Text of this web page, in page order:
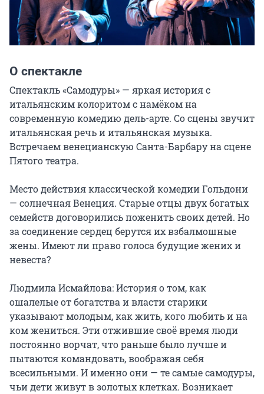
О спектакле
Спектакль «Самодуры» — яркая история с
итальянским колоритом с намёком на
современную комедию дель-арте. Со сцены звучит
итальянская речь и итальянская музыка.
Встречаем венецианскую Санта-Барбару на сцене
Пятого театра.
Место действия классической комедии Гольдони
— солнечная Венеция. Старые отцы двух богатых
семейств договорились поженить своих детей. Но
за соединение сердец берутся их взбалмошные
жены. Имеют ли право голоса будущие жених и
невеста?
Людмила Исмайлова: История о том, как
ошалелые от богатства и власти старики
указывают молодым, как жить, кого любить и на
ком жениться. Эти отжившие своё время люди
постоянно ворчат, что раньше было лучше и
пытаются командовать, воображая себя
всесильными. И именно они — те самые самодуры,
чьи дети живут в золотых клетках. Возникает